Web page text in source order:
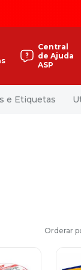
Central
de Ajuda
ASP
e Etiquetas